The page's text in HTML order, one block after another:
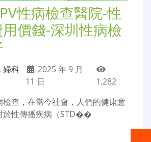
性病檢查醫院-性
價錢-深圳性病檢
, 婦科
2025 年 9 月
11 日
1,282
檢查，在當今社會，人們的健康意
於性傳播疾病（STD��